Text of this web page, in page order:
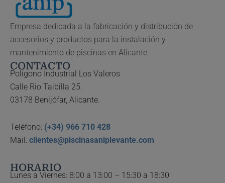
Empresa dedicada a la fabricación y distribución de
accesorios y productos para la instalación y
mantenimiento de piscinas en Alicante.
CONTACTO
Polígono Industrial Los Valeros
Calle Rio Taibilla 25.
03178 Benijófar, Alicante.
Teléfono: (+34) 966 710 428
Mail: clientes@piscinasaniplevante.com
HORARIO
Lunes a Viernes: 8:00 a 13:00 – 15:30 a 18:30